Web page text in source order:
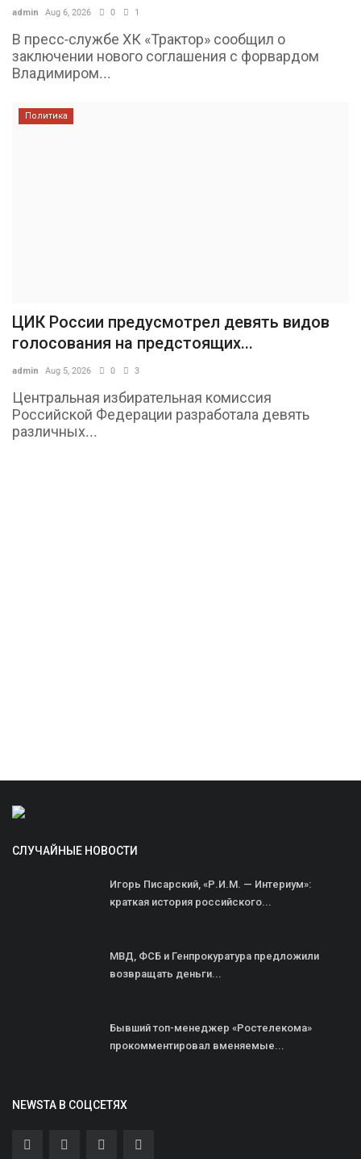
admin Aug 6, 2026 0 1
В пресс-службе ХК «Трактор» сообщил о
заключении нового соглашения с форвардом
Владимиром...
Политика
ЦИК России предусмотрел девять видов
голосования на предстоящих...
admin Aug 5, 2026 0 3
Центральная избирательная комиссия
Российской Федерации разработала девять
различных...
СЛУЧАЙНЫЕ НОВОСТИ
Игорь Писарский, «Р.И.М. — Интериум»:
краткая история российского...
МВД, ФСБ и Генпрокуратура предложили
возвращать деньги...
Бывший топ-менеджер «Ростелекома»
прокомментировал вменяемые...
NEWSTA В СОЦСЕТЯХ